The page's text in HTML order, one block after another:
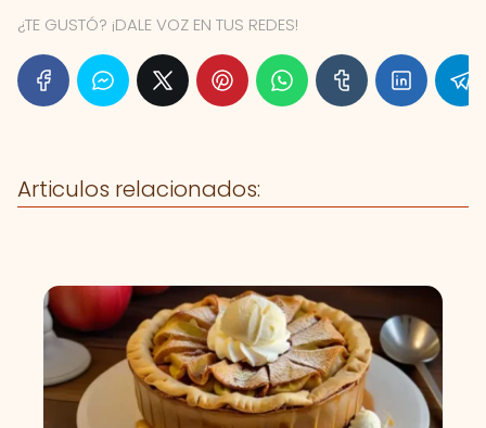
¿TE GUSTÓ? ¡DALE VOZ EN TUS REDES!
Articulos relacionados: